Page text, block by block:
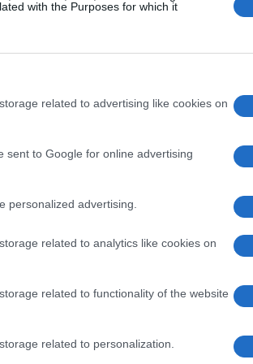
with the Purposes for which it
related to advertising like cookies on
sent to Google for online advertising
personalized advertising.
related to analytics like cookies on
related to functionality of the website
related to personalization.
contro l’Espanyol, avrà
essendo iscritto per la
un ruolo più creativo in